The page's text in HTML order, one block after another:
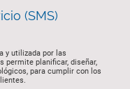
(SMS)
y utilizada por las
permite planificar, diseñar,
para cumplir con los